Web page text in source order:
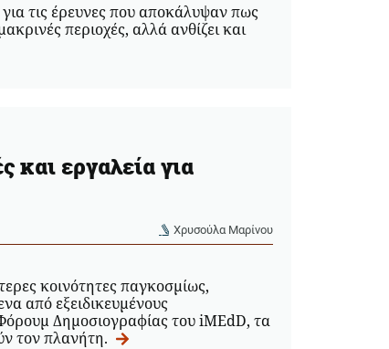
τις έρευνες που αποκάλυψαν πως
περιοχές, αλλά ανθίζει και
και εργαλεία για
Χρυσούλα Μαρίνου
κοινότητες παγκοσμίως,
από εξειδικευμένους
Δημοσιογραφίας του iMEdD, τα
τον πλανήτη.